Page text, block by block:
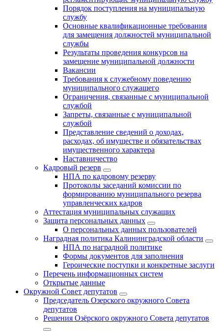
Порядок поступления на муниципальную
службу
Основные квалификационные требования
для замещения должностей муниципальной
службы
Результаты проведения конкурсов на
замещение муниципальной должности
Вакансии
Требования к служебному поведению
муниципального служащего
Ограничения, связанные с муниципальной
службой
Запреты, связанные с муниципальной
службой
Представление сведений о доходах,
расходах, об имуществе и обязательствах
имущественного характера
Наставничество
Кадровый резерв
НПА по кадровому резерву
Протоколы заседаний комиссии по
формированию муниципального резерва
управленческих кадров
Аттестация муниципальных служащих
Защита персональных данных
О персональных данных пользователей
Наградная политика Калининградской области
НПА по наградной политике
Формы документов для заполнения
Героические поступки и конкретные заслуги
Перечень информационных систем
Открытые данные
Окружной Совет депутатов
Председатель Озерского окружного Совета
депутатов
Решения Озёрского окружного Совета депутатов